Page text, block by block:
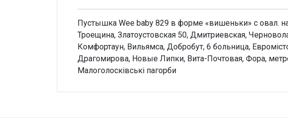
Пустышка Wee baby 829 в форме «вишеньки» с овал.
Троещина, Златоустовская 50, Дмитриевская,
Комфортаун, Вильямса, Добробут, 6 больница,
Драгомирова, Новые Липки, Вита-Почтовая, Фора,
Малоголосківські пагорби